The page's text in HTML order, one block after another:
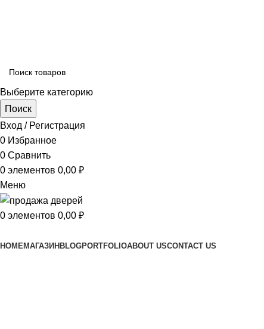
Выберите категорию
Поиск
Вход / Регистрация
0 Избранное
0 Сравнить
0 элементов 0,00 ₽
Меню
0 элементов 0,00 ₽
HOMEМАГАЗИН BLOGPORTFOLIOABOUT USCONTACT US